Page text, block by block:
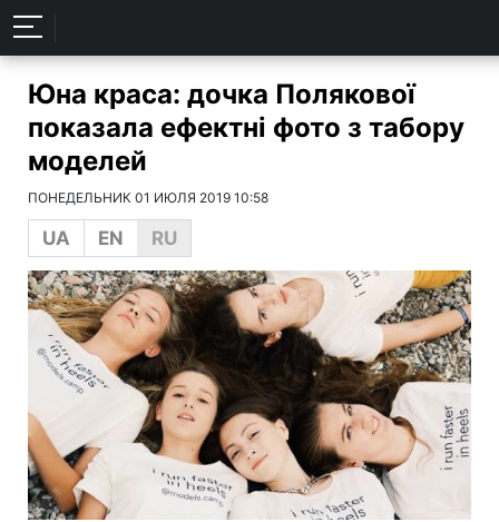
Юна краса: дочка Полякової
показала ефектні фото з табору
моделей
ПОНЕДЕЛЬНИК 01 ИЮЛЯ 2019 10:58
UA EN RU